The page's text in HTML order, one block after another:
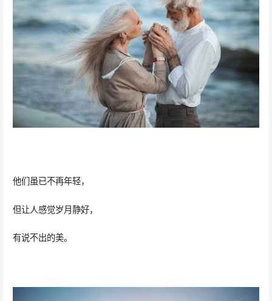
他们虽已不再年轻，
但让人感觉岁月静好，
有说不出的美。